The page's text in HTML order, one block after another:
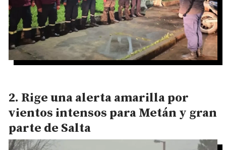
Rige una alerta amarilla por
vientos intensos para Metán y gran
parte de Salta